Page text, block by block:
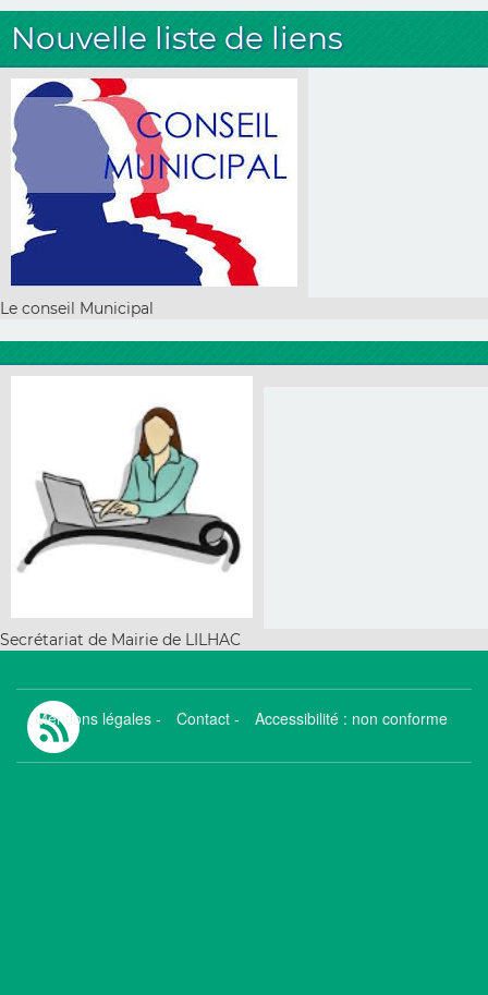
Nouvelle liste de liens
Le conseil Municipal
Secrétariat de Mairie de LILHAC
Mentions légales - Contact - Accessibilité : non conforme